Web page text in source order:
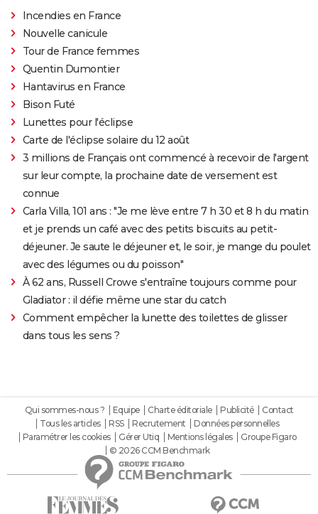
Incendies en France
Nouvelle canicule
Tour de France femmes
Quentin Dumontier
Hantavirus en France
Bison Futé
Lunettes pour l'éclipse
Carte de l'éclipse solaire du 12 août
3 millions de Français ont commencé à recevoir de l'argent
sur leur compte, la prochaine date de versement est
connue
Carla Villa, 101 ans : "Je me lève entre 7 h 30 et 8 h du matin
et je prends un café avec des petits biscuits au petit-
déjeuner. Je saute le déjeuner et, le soir, je mange du poulet
avec des légumes ou du poisson"
À 62 ans, Russell Crowe s'entraîne toujours comme pour
Gladiator : il défie même une star du catch
Comment empêcher la lunette des toilettes de glisser
dans tous les sens ?
Qui sommes-nous ? Equipe Charte éditoriale Publicité
Contact
Tous les articles
RSS Recrutement
Données personnelles
Paramétrer les cookies
Gérer Utiq Mentions légales
Groupe Figaro
© 2026 CCM Benchmark